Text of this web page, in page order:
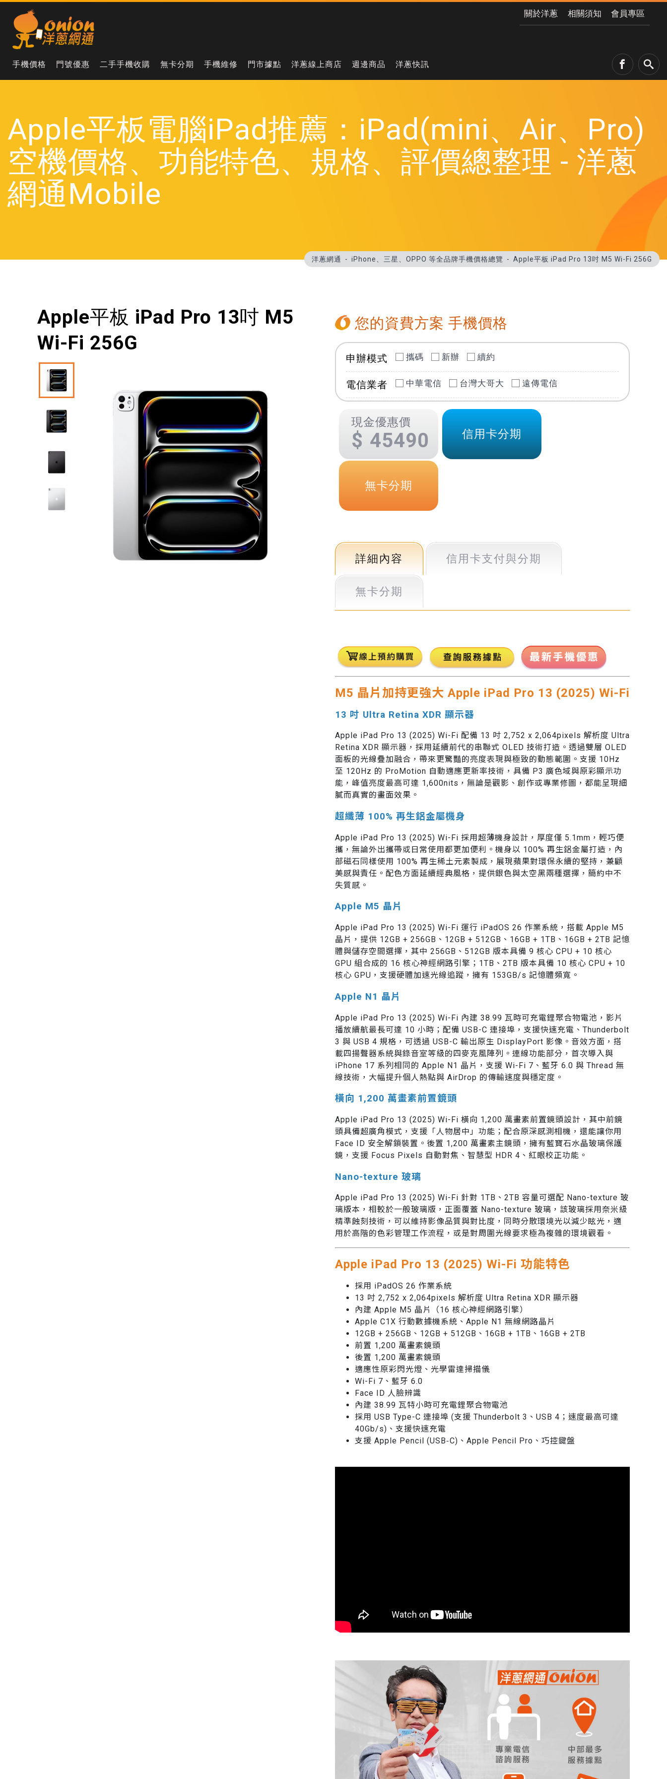
關於洋蔥 相關須知 會員專區
手機價格 門號優惠 二手手機收購 無卡分期 手機維修 門市據點 洋蔥線上商店 週邊商品 洋蔥快訊
Apple平板電腦iPad推薦：iPad(mini、Air、Pro)
空機價格、功能特色、規格、評價總整理 - 洋蔥
網通Mobile
洋蔥網通 iPhone、三星、OPPO 等全品牌手機價格總覽 Apple平板 iPad Pro 13吋 M5 Wi-Fi 256G
Apple平板 iPad Pro 13吋 M5
Wi-Fi 256G
您的資費方案 手機價格
申辦模式 攜碼 新辦 續約
電信業者 中華電信 台灣大哥大 遠傳電信
現金優惠價
45490 信用卡分期
無卡分期
詳細內容 信用卡支付與分期
無卡分期
M5 晶片加持更強大 Apple iPad Pro 13 (2025) Wi-Fi
13 吋 Ultra Retina XDR 顯示器
Apple iPad Pro 13 (2025) Wi-Fi 配備 13 吋 2,752 x 2,064pixels 解析度 Ultra
Retina XDR 顯示器，採用延續前代的串聯式 OLED 技術打造。透過雙層 OLED
面板的光線疊加融合，帶來更驚豔的亮度表現與極致的動態範圍。支援 10Hz
至 120Hz 的 ProMotion 自動適應更新率技術，具備 P3 廣色域與原彩顯示功
能，峰值亮度最高可達 1,600nits，無論是觀影、創作或專業修圖，都能呈現細
膩而真實的畫面效果。
超纖薄 100% 再生鋁金屬機身
Apple iPad Pro 13 (2025) Wi-Fi 採用超薄機身設計，厚度僅 5.1mm，輕巧便
攜，無論外出攜帶或日常使用都更加便利。機身以 100% 再生鋁金屬打造，內
部磁石同樣使用 100% 再生稀土元素製成，展現蘋果對環保永續的堅持，兼顧
美感與責任。配色方面延續經典風格，提供銀色與太空黑兩種選擇，簡約中不
失質感。
Apple M5 晶片
Apple iPad Pro 13 (2025) Wi-Fi 運行 iPadOS 26 作業系統，搭載 Apple M5
晶片，提供 12GB + 256GB、12GB + 512GB、16GB + 1TB、16GB + 2TB 記憶
體與儲存空間選擇，其中 256GB、512GB 版本具備 9 核心 CPU + 10 核心
GPU 組合成的 16 核心神經網路引擎；1TB、2TB 版本具備 10 核心 CPU + 10
核心 GPU，支援硬體加速光線追蹤，擁有 153GB/s 記憶體頻寬。
Apple N1 晶片
Apple iPad Pro 13 (2025) Wi-Fi 內建 38.99 瓦時可充電鋰聚合物電池，影片
播放續航最長可達 10 小時；配備 USB-C 連接埠，支援快速充電、Thunderbolt
3 與 USB 4 規格，可透過 USB-C 輸出原生 DisplayPort 影像。音效方面，搭
載四揚聲器系統與錄音室等級的四麥克風陣列。連線功能部分，首次導入與
iPhone 17 系列相同的 Apple N1 晶片，支援 Wi-Fi 7、藍牙 6.0 與 Thread 無
線技術，大幅提升個人熱點與 AirDrop 的傳輸速度與穩定度。
橫向 1,200 萬畫素前置鏡頭
Apple iPad Pro 13 (2025) Wi-Fi 橫向 1,200 萬畫素前置鏡頭設計，其中前鏡
頭具備超廣角模式，支援「人物居中」功能；配合原深感測相機，還能讓你用
Face ID 安全解鎖裝置。後置 1,200 萬畫素主鏡頭，擁有藍寶石水晶玻璃保護
鏡，支援 Focus Pixels 自動對焦、智慧型 HDR 4、紅眼校正功能。
Nano-texture 玻璃
Apple iPad Pro 13 (2025) Wi-Fi 針對 1TB、2TB 容量可選配 Nano-texture 玻
璃版本，相較於一般玻璃版，正面覆蓋 Nano-texture 玻璃，該玻璃採用奈米級
精準蝕刻技術，可以維持影像品質與對比度，同時分散環境光以減少眩光，適
用於高階的色彩管理工作流程，或是對周圍光線要求極為複雜的環境觀看。
Apple iPad Pro 13 (2025) Wi-Fi 功能特色
採用 iPadOS 26 作業系統
13 吋 2,752 x 2,064pixels 解析度 Ultra Retina XDR 顯示器
內建 Apple M5 晶片（16 核心神經網路引擎）
Apple C1X 行動數據機系統、Apple N1 無線網路晶片
12GB + 256GB、12GB + 512GB、16GB + 1TB、16GB + 2TB
前置 1,200 萬畫素鏡頭
後置 1,200 萬畫素鏡頭
適應性原彩閃光燈、光學雷達掃描儀
Wi-Fi 7、藍牙 6.0
Face ID 人臉辨識
內建 38.99 瓦特小時可充電鋰聚合物電池
採用 USB Type-C 連接埠 (支援 Thunderbolt 3、USB 4；速度最高可達
40Gb/s)、支援快速充電
支援 Apple Pencil (USB‑C)、Apple Pencil Pro、巧控鍵盤